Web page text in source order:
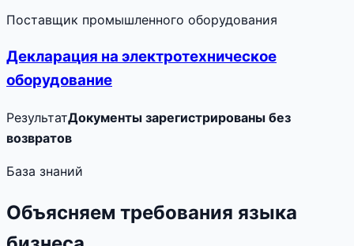
Поставщик промышленного оборудования
Декларация на электротехническое
оборудование
РезультатДокументы зарегистрированы без
возвратов
База знаний
Объясняем требования языка